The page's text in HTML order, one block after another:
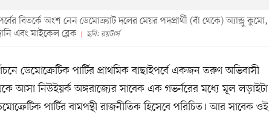
বিতর্কে অংশ নেন ডেমোক্র্যাট দলের মেয়র পদপ্রার্থী (বাঁ থেকে) অ্যান্ড্রু কুমো,
এবং মাইকেল ব্লেক
ছবি: রয়টার্স
ডেমোক্রেটিক পার্টির প্রাথমিক বাছাইপর্বে একজন তরুণ অভিবাসী
আসা নিউইয়র্ক অঙ্গরাজ্যের সাবেক এক গভর্নরের মধ্যে মূল লড়াইটা
পার্টির বামপন্থী রাজনীতিক হিসেবে পরিচিত। আর সাবেক ওই